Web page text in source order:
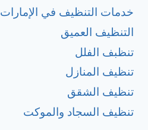
خدمات التنظيف في الإمارات
التنظيف العميق
تنظبف الفلل
تنظيف المنازل
تنظيف الشقق
تنظيف السجاد والموكت